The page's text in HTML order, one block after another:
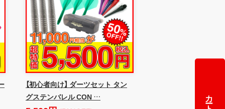
カートに追加
【初心者向け】 ダーツセット タン
グステンバレル CON …